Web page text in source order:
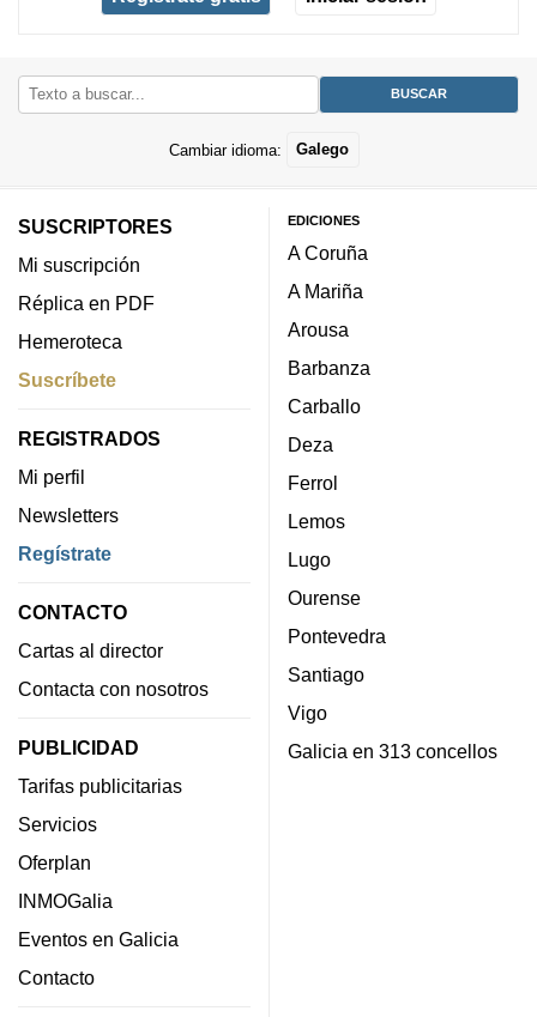
Cambiar idioma: Galego
SUSCRIPTORES
Mi suscripción
Réplica en PDF
Hemeroteca
Suscríbete
REGISTRADOS
Mi perfil
Newsletters
Regístrate
CONTACTO
Cartas al director
Contacta con nosotros
PUBLICIDAD
Tarifas publicitarias
Servicios
Oferplan
INMOGalia
Eventos en Galicia
Contacto
EDICIONES
A Coruña
A Mariña
Arousa
Barbanza
Carballo
Deza
Ferrol
Lemos
Lugo
Ourense
Pontevedra
Santiago
Vigo
Galicia en 313 concellos